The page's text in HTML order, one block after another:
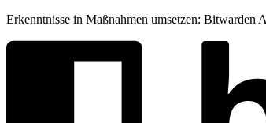
Erkenntnisse in Maßnahmen umsetzen: Bitwarden